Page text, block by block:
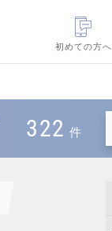
初めての方へ
322 件